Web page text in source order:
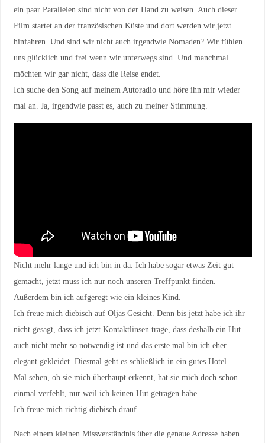
ein paar Parallelen sind nicht von der Hand zu weisen. Auch dieser
Film startet an der französischen Küste und dort werden wir jetzt
hinfahren. Und sind wir nicht auch irgendwie Nomaden? Wir fühlen
uns glücklich und frei wenn wir unterwegs sind. Und manchmal
möchten wir gar nicht, dass die Reise endet.
Ich suche den Song auf meinem Autoradio und höre ihn mir wieder
mal an. Ja, irgendwie passt es, auch zu meiner Stimmung.
Nicht mehr lange und ich bin in da. Ich habe sogar etwas Zeit gut
gemacht, jetzt muss ich nur noch unseren Treffpunkt finden.
Außerdem bin ich aufgeregt wie ein kleines Kind.
Ich freue mich diebisch auf Oljas Gesicht. Denn bis jetzt habe ich ihr
nicht gesagt, dass ich jetzt Kontaktlinsen trage, dass deshalb ein Hut
auch nicht mehr so notwendig ist und das erste mal bin ich eher
elegant gekleidet. Diesmal geht es schließlich in ein gutes Hotel.
Mal sehen, ob sie mich überhaupt erkennt, hat sie mich doch schon
einmal verfehlt, nur weil ich keinen Hut getragen habe.
Ich freue mich richtig diebisch drauf.
Nach einem kleinen Missverständnis über die genaue Adresse haben